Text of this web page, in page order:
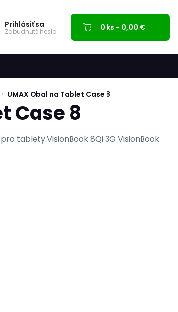
Prihlásiť sa
Zabudnuté heslo 0 ks - 0,00 €
UMAX Obal na Tablet Case 8
Case 8
tablety:VisionBook 8Qi 3G VisionBook